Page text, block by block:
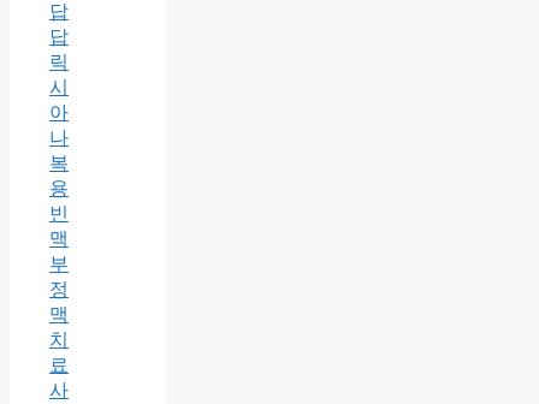
답
답
릭
시
아
나
복
용
빈
맥
부
정
맥
치
료
사